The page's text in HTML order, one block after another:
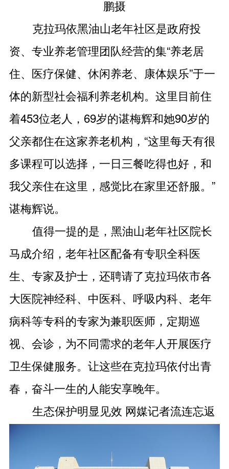
鹏摄
克拉玛依黑油山老年社区是政府投
资、专业养老管理团队经营的集“养老居
住、医疗保健、休闲养老、康体娱乐”于一
体的新型社会福利养老机构。这里目前住
着453位老人，69岁的谌梅辉和她90岁的
父亲都住在这家养老机构，“这里每天有很
多课程可以选择，一日三餐吃得也好，和
我父亲住在这里，感觉比在家里还舒服。”
谌梅辉说。
值得一提的是，黑油山老年社区院长
马成介绍，老年社区配备有专职全科医
生、专家及护士，还聘请了克拉玛依市各
大医院神经科、中医科、呼吸内科、老年
病科等专科的专家为兼职医师，定期巡
视、会诊，为不同需求的老年人开展医疗
卫生保健服务。让这些在克拉玛依付出青
春，奋斗一生的人能安享晚年。
生态保护明显见效 网媒记者流连忘返